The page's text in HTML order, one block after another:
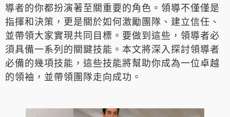
導者的你都扮演著至關重要的角色。領導不僅僅是
指揮和決策，更是關於如何激勵團隊、建立信任、
並帶領大家實現共同目標。要做到這些，領導者必
須具備一系列的關鍵技能。本文將深入探討領導者
必備的幾項技能，這些技能將幫助你成為一位卓越
的領袖，並帶領團隊走向成功。